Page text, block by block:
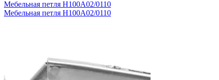
Мебельная петля H100A02/0110
Мебельная петля H100A02/0110